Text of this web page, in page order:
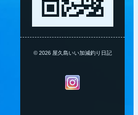
© 2026 屋久島いい加減釣り日記